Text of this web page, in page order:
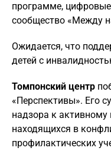
программе,
сообщество «Между
Ожидается, что
детей с
Томпонский центр
«Перспективы». Его
надзора к
находящихся в
профилактических